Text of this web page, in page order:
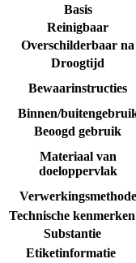
Basis
Reinigbaar
Overschilderbaar na
Droogtijd
Bewaarinstructies
Binnen/
Beoogd gebruik
Materiaal van
doeloppervlak
Verwerkingsmethode
Technische kenmerken
Substantie
Etiketinformatie